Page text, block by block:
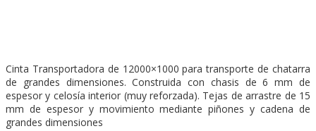
Cinta Transportadora de 12000×1000 para transporte de chatarra
de grandes dimensiones. Construida con chasis de 6 mm de
espesor y celosía interior (muy reforzada). Tejas de arrastre de 15
mm de espesor y movimiento mediante piñones y cadena de
grandes dimensiones